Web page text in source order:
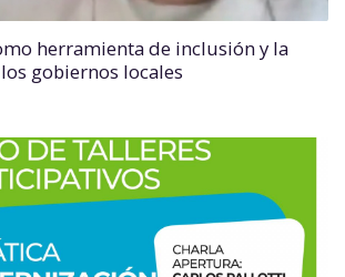
herramienta de inclusión y la
gobiernos locales